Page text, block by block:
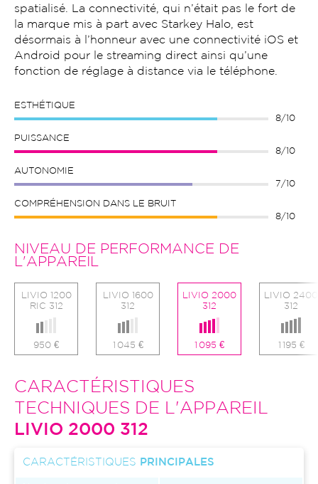
spatialisé. La connectivité, qui n’était pas le fort de
la marque mis à part avec Starkey Halo, est
désormais à l’honneur avec une connectivité iOS et
Android pour le streaming direct ainsi qu’une
fonction de réglage à distance via le téléphone.
ESTHÉTIQUE
8/10
PUISSANCE
8/10
AUTONOMIE
7/10
COMPRÉHENSION DANS LE BRUIT
8/10
NIVEAU DE PERFORMANCE DE
L'APPAREIL
LIVIO 1200
RIC 312
950 €
LIVIO 1600
312
1 045 €
LIVIO 2000
312
1 095 €
LIVIO 2400
312
1 195 €
CARACTÉRISTIQUES
TECHNIQUES DE L'APPAREIL
LIVIO 2000 312
CARACTÉRISTIQUES PRINCIPALES